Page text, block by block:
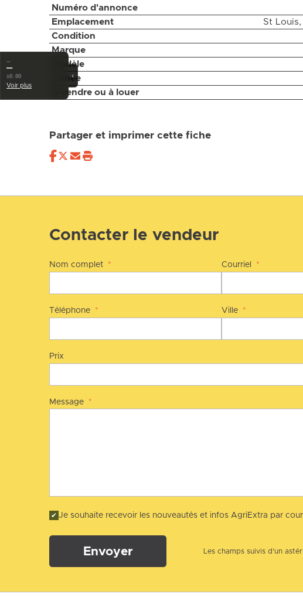
Numéro d'annonce
Emplacement
St
Condition
Marque
Modèle
Année
À vendre ou à louer
Partager et imprimer cette fiche
Contacter le vendeur
Nom complet * Courriel *
Téléphone * Ville *
Prix
Message *
Je souhaite recevoir les nouveautés et infos AgriExtra par
Envoyer Les champs suivis d’un
‹
…
—
±0.00
Voir plus